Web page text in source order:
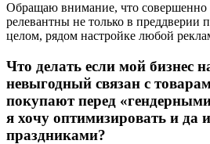
Обращаю внимание, что совершенно
релевантны не только в преддверии
целом, рядом настройке любой
Что делать если мой бизнес
невыгодный связан с
покупают перед
я хочу оптимизировать и да
праздниками?